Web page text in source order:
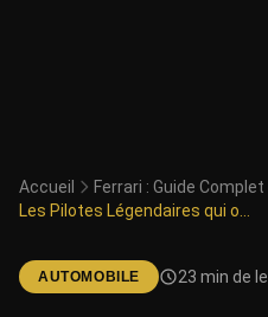
Accueil
Ferrari : Guide
AUTOMOBILE 23 min de